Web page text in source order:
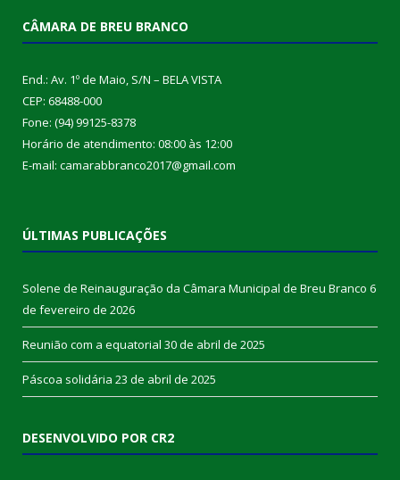
CÂMARA DE BREU BRANCO
End.: Av. 1º de Maio, S/N – BELA VISTA
CEP: 68488-000
Fone: (94) 99125-8378
Horário de atendimento: 08:00 às 12:00
E-mail: camarabbranco2017@gmail.com
ÚLTIMAS PUBLICAÇÕES
Solene de Reinauguração da Câmara Municipal de Breu Branco 6
de fevereiro de 2026
Reunião com a equatorial 30 de abril de 2025
Páscoa solidária 23 de abril de 2025
DESENVOLVIDO POR CR2